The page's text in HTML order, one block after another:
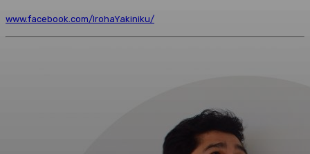
www.facebook.com/IrohaYakiniku/